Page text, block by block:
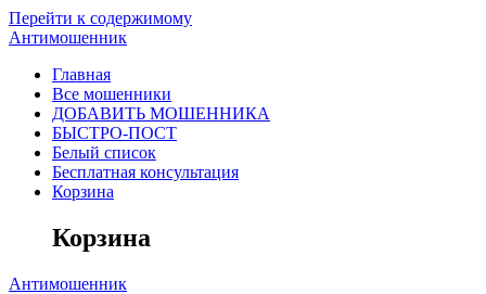
Перейти к содержимому
Антимошенник
Главная
Все мошенники
ДОБАВИТЬ МОШЕННИКА
БЫСТРО-ПОСТ
Белый список
Бесплатная консультация
Корзина
Корзина
Антимошенник